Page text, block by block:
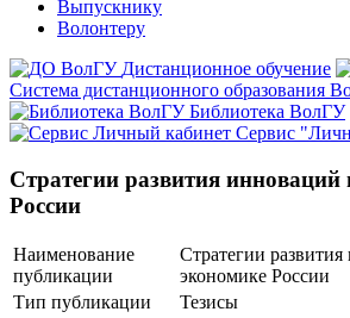
Выпускнику
Волонтеру
Дистанционное обучение
Система дистанционного образования
Библиотека ВолГУ
Сервис
Стратегии развития инноваций
России
Наименование
публикации
Стратегии
экономике России
Тип публикации
Тезисы